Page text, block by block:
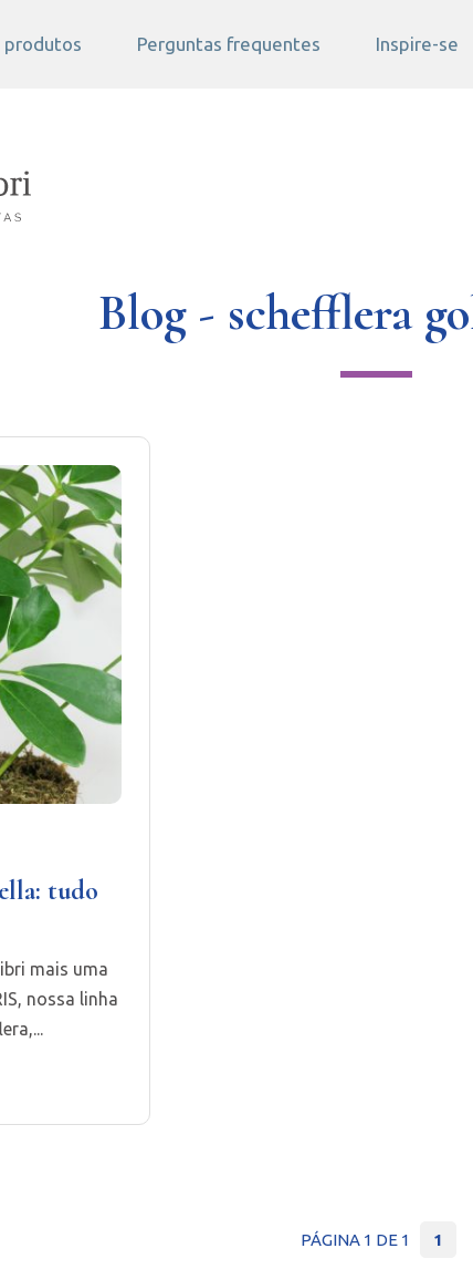
produtos Perguntas frequentes Inspire-se
Blog - schefflera
tudo
mais uma
nossa linha
PÁGINA 1 DE 1 1